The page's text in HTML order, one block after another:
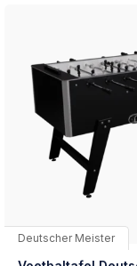
Deutscher Meister